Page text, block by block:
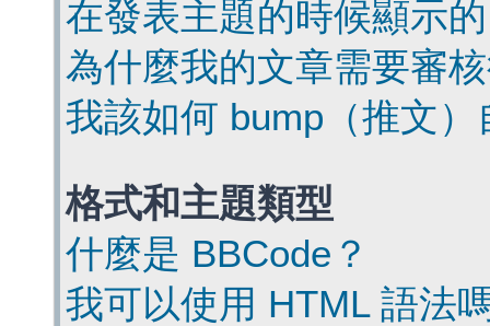
在發表主題的時候顯示
為什麼我的文章需要審
我該如何 bump（推文
格式和主題類型
什麼是 BBCode？
我可以使用 HTML 語法